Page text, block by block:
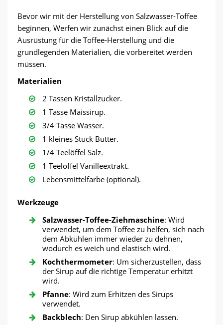
Bevor wir mit der Herstellung von Salzwasser-Toffee
beginnen, Werfen wir zunächst einen Blick auf die
Ausrüstung für die Toffee-Herstellung und die
grundlegenden Materialien, die vorbereitet werden
müssen.
Materialien
2 Tassen Kristallzucker.
1 Tasse Maissirup.
3/4 Tasse Wasser.
1 kleines Stück Butter.
1/4 Teelöffel Salz.
1 Teelöffel Vanilleextrakt.
Lebensmittelfarbe (optional).
Werkzeuge
Salzwasser-Toffee-Ziehmaschine: Wird
verwendet, um dem Toffee zu helfen, sich nach
dem Abkühlen immer wieder zu dehnen,
wodurch es weich und elastisch wird.
Kochthermometer: Um sicherzustellen, dass
der Sirup auf die richtige Temperatur erhitzt
wird.
Pfanne: Wird zum Erhitzen des Sirups
verwendet.
Backblech: Den Sirup abkühlen lassen.